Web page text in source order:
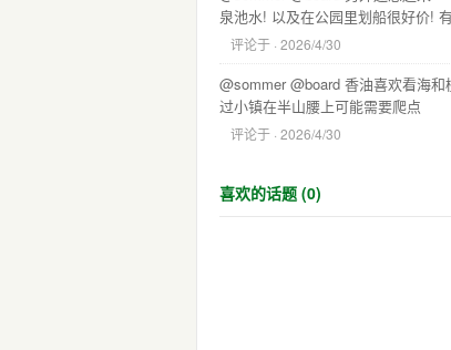
泉池水! 以及在公园里划船很好价!
评论于 · 2026/4/30
@sommer @board 香油喜欢看海
过小镇在半山腰上可能需要爬点
评论于 · 2026/4/30
喜欢的话题 (0)